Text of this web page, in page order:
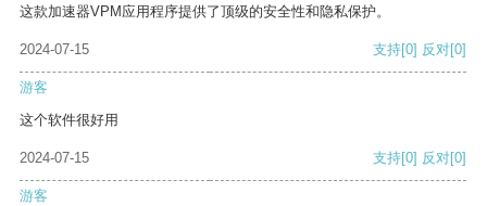
这款加速器VPM应用程序提供了顶级的安全性和隐私保护。
2024-07-15 支持[0] 反对[0]
游客
这个软件很好用
2024-07-15 支持[0] 反对[0]
游客